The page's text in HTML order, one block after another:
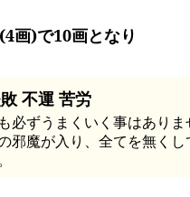
画)で10画となり
不運 苦労
必ずうまくいく事はありま
邪魔が入り、全てを無くし